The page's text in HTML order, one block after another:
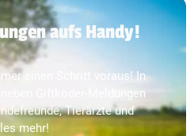
aufs Handy!
einen Schritt voraus! In
Giftköder-Meldungen
Tierärzte und
mehr!